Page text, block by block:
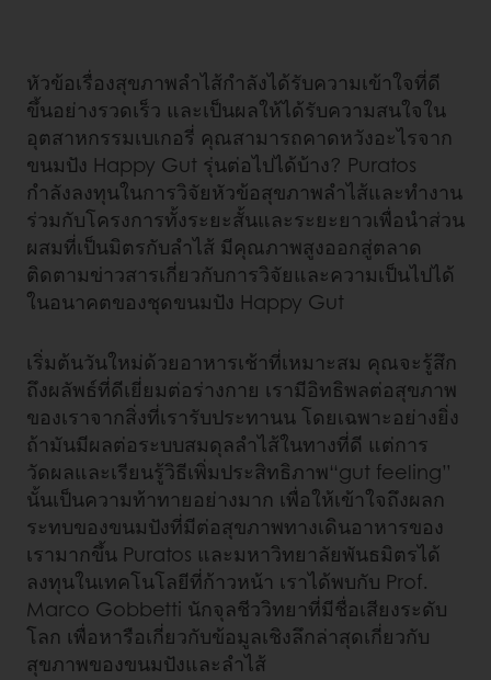
หัวข้อเรื่องสุขภาพลำไส้กำลังได้รับความเข้าใจที่ดี
ขึ้นอย่างรวดเร็ว และเป็นผลให้ได้รับความสนใจใน
อุตสาหกรรมเบเกอรี่ คุณสามารถคาดหวังอะไรจาก
ขนมปัง Happy Gut รุ่นต่อไปได้บ้าง? Puratos
กำลังลงทุนในการวิจัยหัวข้อสุขภาพลำไส้และทำงาน
ร่วมกับโครงการทั้งระยะสั้นและระยะยาวเพื่อนำส่วน
ผสมที่เป็นมิตรกับลำไส้ มีคุณภาพสูงออกสู่ตลาด
ติดตามข่าวสารเกี่ยวกับการวิจัยและความเป็นไปได้
ในอนาคตของชุดขนมปัง Happy Gut
เริ่มต้นวันใหม่ด้วยอาหารเช้าที่เหมาะสม คุณจะรู้สึก
ถึงผลัพธ์ที่ดีเยี่ยมต่อร่างกาย เรามีอิทธิพลต่อสุขภาพ
ของเราจากสิ่งที่เรารับประทานน โดยเฉพาะอย่างยิ่ง
ถ้ามันมีผลต่อระบบสมดุลลำไส้ในทางที่ดี แต่การ
วัดผลและเรียนรู้วิธีเพิ่มประสิทธิภาพ“gut feeling”
นั้นเป็นความท้าทายอย่างมาก เพื่อให้เข้าใจถึงผลก
ระทบของขนมปังที่มีต่อสุขภาพทางเดินอาหารของ
เรามากขึ้น Puratos และมหาวิทยาลัยพันธมิตรได้
ลงทุนในเทคโนโลยีที่ก้าวหน้า เราได้พบกับ Prof.
Marco Gobbetti นักจุลชีววิทยาที่มีชื่อเสียงระดับ
โลก เพื่อหารือเกี่ยวกับข้อมูลเชิงลึกล่าสุดเกี่ยวกับ
สุขภาพของขนมปังและลำไส้